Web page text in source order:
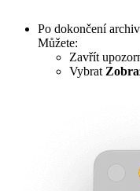
Po dokončení
Můžete:
Zavřít
Vybrat